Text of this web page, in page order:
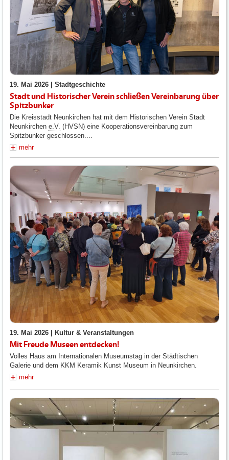
19. Mai 2026 | Stadtgeschichte
Stadt und Historischer Verein schließen Vereinbarung über
Spitzbunker
Die Kreisstadt Neunkirchen hat mit dem Historischen Verein Stadt
Neunkirchen e.V. (HVSN) eine Kooperationsvereinbarung zum
Spitzbunker geschlossen....
mehr
19. Mai 2026 | Kultur & Veranstaltungen
Mit Freude Museen entdecken!
Volles Haus am Internationalen Museumstag in der Städtischen
Galerie und dem KKM Keramik Kunst Museum in Neunkirchen.
mehr